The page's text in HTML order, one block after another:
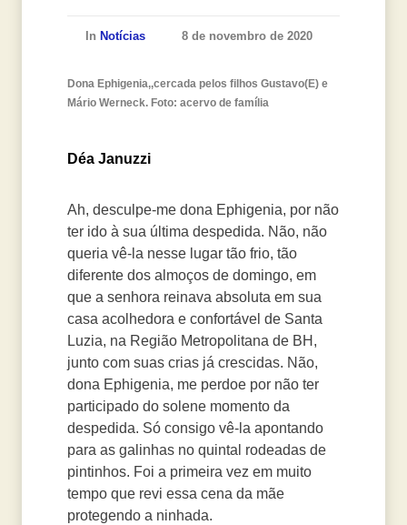
In Notícias 8 de novembro de 2020
Dona Ephigenia,,cercada pelos filhos Gustavo(E) e
Mário Werneck. Foto: acervo de família
Déa Januzzi
Ah, desculpe-me dona Ephigenia, por não
ter ido à sua última despedida. Não, não
queria vê-la nesse lugar tão frio, tão
diferente dos almoços de domingo, em
que a senhora reinava absoluta em sua
casa acolhedora e confortável de Santa
Luzia, na Região Metropolitana de BH,
junto com suas crias já crescidas. Não,
dona Ephigenia, me perdoe por não ter
participado do solene momento da
despedida. Só consigo vê-la apontando
para as galinhas no quintal rodeadas de
pintinhos. Foi a primeira vez em muito
tempo que revi essa cena da mãe
protegendo a ninhada.